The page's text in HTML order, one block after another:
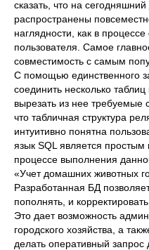
сказать, что на
распространены
наглядности, как в
пользователя. Самое
совместимость с самым
С помощью единственного
соединить несколько
вырезать из нее требуемые
что табличная структура
интуитивно понятна
язык SQL является
процессе выполнения
«Учет домашних животных
Разработанная БД
пополнять, и
Это дает возможность
городского хозяйства, а
делать оперативный